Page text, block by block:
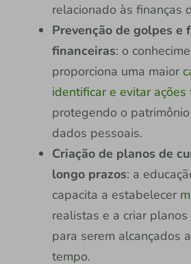
relacionado às finanças
Prevenção de golpes e
financeiras: o
proporciona uma maior
identificar e evitar
protegendo o
dados pessoais.
Criação de planos de
longo prazos: a
capacita a estabelecer
realistas e a criar
para serem alcançados
tempo.